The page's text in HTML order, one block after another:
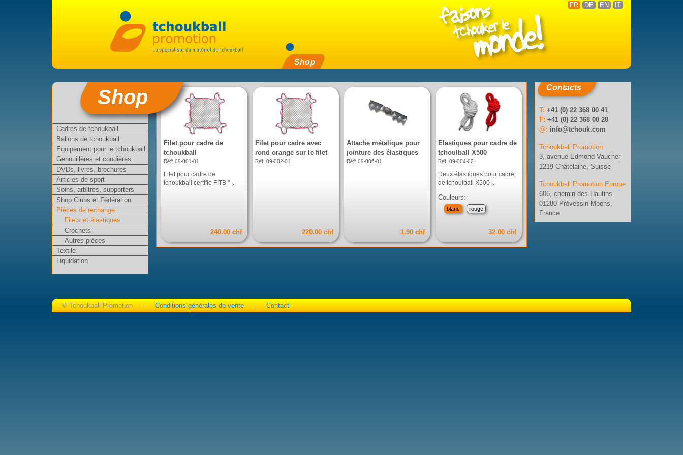
Shop
FR DE EN IT
Shop
Cadres de tchoukball
Ballons de tchoukball
Equipement pour le tchoukball
Genouillères et coudières
DVDs, livres, brochures
Articles de sport
Soins, arbitres, supporters
Shop Clubs et Fédération
Pièces de rechange
Filets et élastiques
Crochets
Autres pièces
Textile
Liquidation
Filet pour cadre de
tchoukball
Réf: 09-001-01
Filet pour cadre de
tchoukball certifié FITB " ...
240.00 chf
Filet pour cadre avec
rond orange sur le filet
Réf: 09-002-01
220.00 chf
Attache métalique pour
jointure des élastiques
Réf: 09-006-01
1.90 chf
Elastiques pour cadre de
tchoulball X500
Réf: 09-004-02
Deux élastiques pour cadre
de tchoulball X500 ...
Couleurs:
blanc rouge
32.00 chf
Contacts
T: +41 (0) 22 368 00 41
F: +41 (0) 22 368 00 28
@: info@tchouk.com
Tchoukball Promotion
3, avenue Edmond Vaucher
1219 Châtelaine, Suisse
Tchoukball Promotion Europe
606, chemin des Hautins
01280 Prévessin Moens,
France
© Tchoukball Promotion - Conditions générales de vente - Contact